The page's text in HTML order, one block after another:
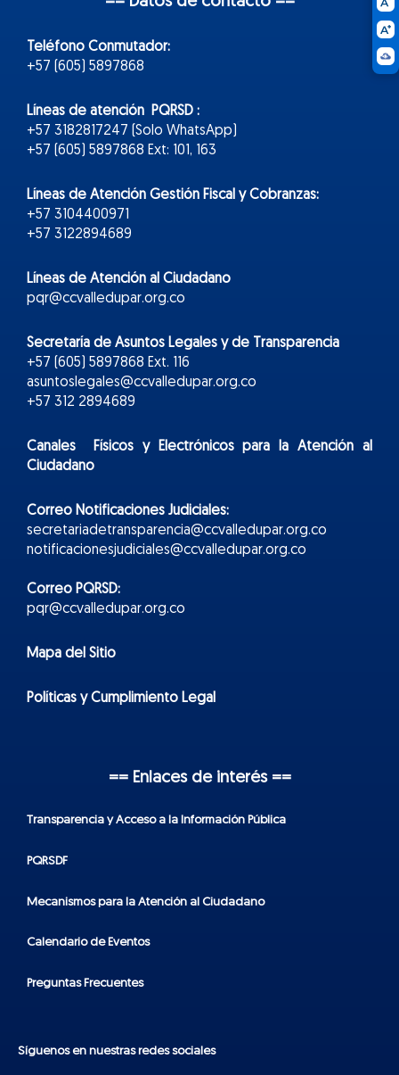
Teléfono Conmutador:
+57 (605) 5897868
Líneas de atención PQRSD :
+57 3182817247 (Solo WhatsApp)
+57 (605) 5897868 Ext: 101, 163
Líneas de Atención Gestión Fiscal y Cobranzas:
+57 3104400971
+57 3122894689
Líneas de Atención al Ciudadano
pqr@ccvalledupar.org.co
Secretaría de Asuntos Legales y de Transparencia
+57 (605) 5897868 Ext. 116
asuntoslegales@ccvalledupar.org.co
+57 312 2894689
Canales Físicos yElectrónicospara la Atención al
Ciudadano
Correo Notificaciones Judiciales:
secretariadetransparencia@ccvalledupar.org.co
notificacionesjudiciales@ccvalledupar.org.co
Correo PQRSD:
pqr@ccvalledupar.org.co
Mapa del Sitio
Políticas y Cumplimiento Legal
== Enlaces de interés ==
Transparencia y Acceso a la Información Pública
PQRSDF
Mecanismos para la Atención al Ciudadano
Calendario de Eventos
Preguntas Frecuentes
Síguenos en nuestras redes sociales